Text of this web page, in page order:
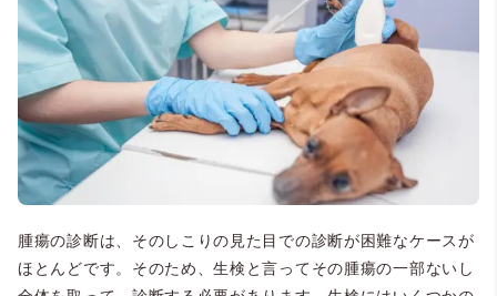
腫瘍の診断は、そのしこりの見た目での診断が困難なケースが
ほとんどです。そのため、生検と言ってその腫瘍の一部ないし